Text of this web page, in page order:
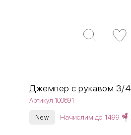
Джемпер с рукавом 3/4
Артикул 100691
New Начислим до 1499